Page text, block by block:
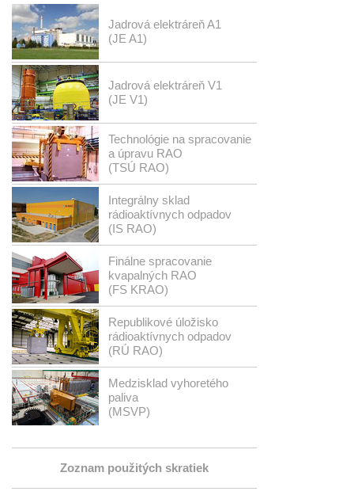
Jadrová elektráreň A1
(JE A1)
Jadrová elektráreň V1
(JE V1)
Technológie na spracovanie
a úpravu RAO
(TSÚ RAO)
Integrálny sklad
rádioaktívnych odpadov
(IS RAO)
Finálne spracovanie
kvapalných RAO
(FS KRAO)
Republikové úložisko
rádioaktívnych odpadov
(RÚ RAO)
Medzisklad vyhoretého
paliva
(MSVP)
Zoznam použitých skratiek